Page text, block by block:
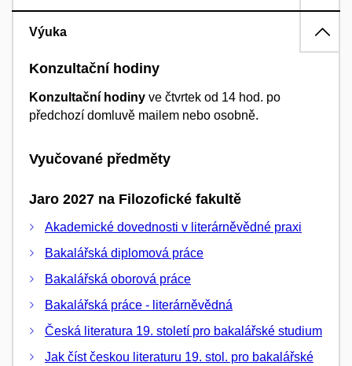
Výuka
Konzultační hodiny
Konzultační hodiny ve čtvrtek od 14 hod. po
předchozí domluvě mailem nebo osobně.
Vyučované předměty
Jaro 2027 na Filozofické fakultě
Akademické dovednosti v literárněvědné praxi
Bakalářská diplomová práce
Bakalářská oborová práce
Bakalářská práce - literárněvědná
Česká literatura 19. století pro bakalářské studium
Jak číst českou literaturu 19. stol. pro bakalářské